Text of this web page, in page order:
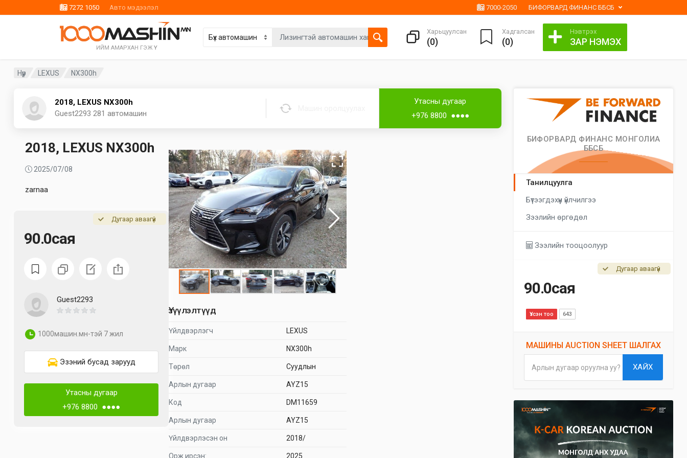
7272 1050 Авто мэдээлэл 7000-2050 БИФОРВАРД ФИНАНС ББСБ
ИЙМ АМАРХАН ГЭЖ ҮҮ
Харьцуулсан
(0)
Хадгалсан
(0)
Нэвтрэх
ЗАР НЭМЭХ
Нүүр LEXUS NX300h
2018, LEXUS NX300h
Guest2293 281 автомашин
Утасны дугаар
+976 8800 ●●●●
2018, LEXUS NX300h
2025/07/08
Лизингтэй
zarnaa
90.0сая
Дугаар аваагүй
Guest2293
1000машин.мн-тэй 7 жил
Эзэний бусад зарууд
Утасны дугаар
+976 8800 ●●●●
Үзүүлэлтүүд
Үйлдвэрлэгч LEXUS
Марк NX300h
Төрөл Суудлын
Арлын дугаар AYZ15
Код DM11659
Арлын дугаар AYZ15
Үйлдвэрлэсэн он 2018/
Орж ирсэн: 2025
БИФОРВАРД ФИНАНС МОНГОЛИА
ББСБ
Танилцуулга
Бүтээгдэхүүн үйлчилгээ
Зээлийн өргөдөл
Зээлийн тооцоолуур
90.0сая
Дугаар аваагүй
Үзсэн тоо 643
МАШИНЫ AUCTION SHEET ШАЛГАХ
Арлын дугаар оруулна уу? ХАЙХ